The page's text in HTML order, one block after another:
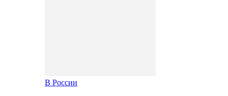
В России